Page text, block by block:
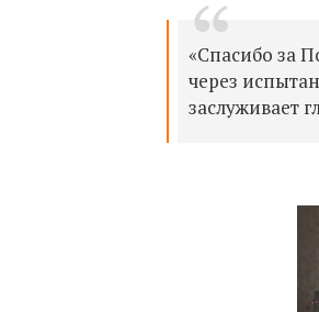
«Спасибо за
через
заслуживает